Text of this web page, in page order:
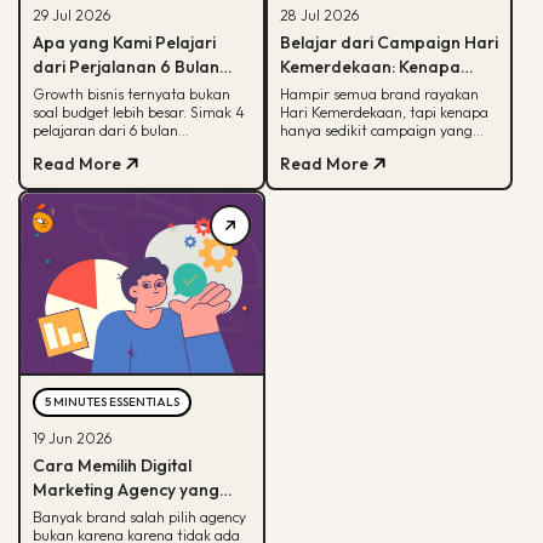
29 Jul 2026
Apa yang Kami Pelajari
dari Perjalanan 6 Bulan
Membantu Sebuah Brand
Outdoor Bertumbuh
Growth bisnis ternyata bukan
soal budget lebih besar. Simak 4
pelajaran dari 6 bulan
memahami peran tiap channel
marketing
Read More
28 Jul 2026
Belajar dari Campaign Hari
Kemerdekaan: Kenapa
Hanya Sedikit yang Benar-
Benar Diingat?
Hampir semua brand rayakan
Hari Kemerdekaan, tapi kenapa
hanya sedikit campaign yang
untuk bikin campaign yang
bermakna.
Read More
5 MINUTES ESSENTIALS
19 Jun 2026
Cara Memilih Digital
Marketing Agency yang
Tepat untuk Bisnis Kamu
Banyak brand salah pilih agency
bukan karena karena tidak ada